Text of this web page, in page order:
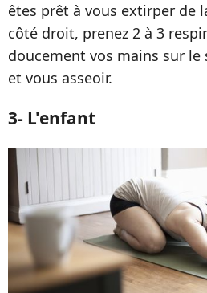
êtes prêt à vous extirper de
côté droit, prenez 2 à 3
doucement vos mains sur
et vous asseoir.
3- L'enfant